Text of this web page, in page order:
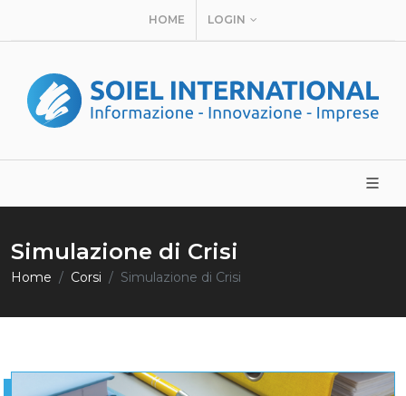
HOME LOGIN
Simulazione di Crisi
Home Corsi Simulazione di Crisi